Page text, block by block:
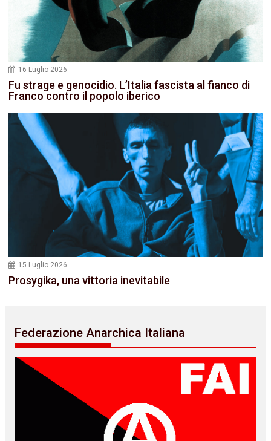
16 Luglio 2026
Fu strage e genocidio. L’Italia fascista al fianco di
Franco contro il popolo iberico
15 Luglio 2026
Prosygika, una vittoria inevitabile
Federazione Anarchica Italiana